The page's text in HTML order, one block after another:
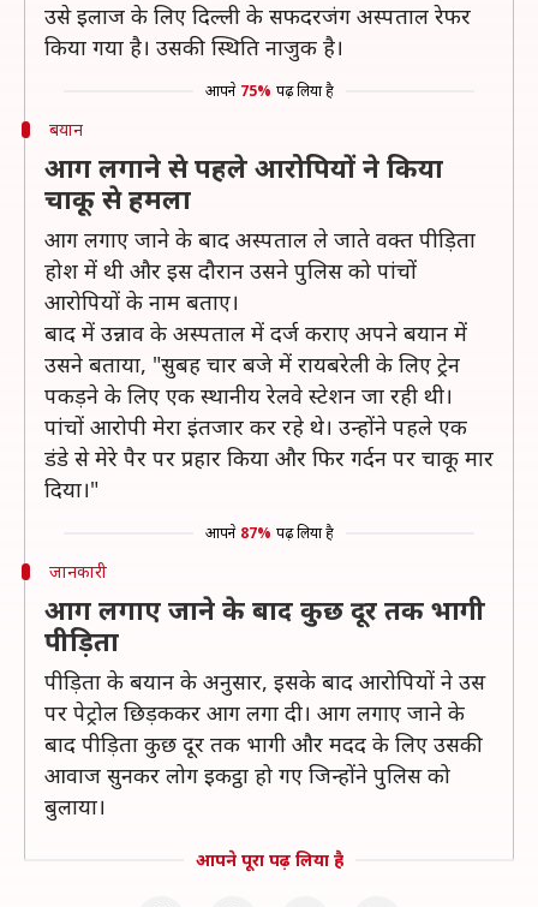
उसे इलाज के लिए दिल्ली के सफदरजंग अस्पताल रेफर
किया गया है। उसकी स्थिति नाजुक है।
आपने 75% पढ़ लिया है
बयान
आग लगाने से पहले आरोपियों ने किया
चाकू से हमला
आग लगाए जाने के बाद अस्पताल ले जाते वक्त पीड़िता
होश में थी और इस दौरान उसने पुलिस को पांचों
आरोपियों के नाम बताए।
बाद में उन्नाव के अस्पताल में दर्ज कराए अपने बयान में
उसने बताया, "सुबह चार बजे में रायबरेली के लिए ट्रेन
पकड़ने के लिए एक स्थानीय रेलवे स्टेशन जा रही थी।
पांचों आरोपी मेरा इंतजार कर रहे थे। उन्होंने पहले एक
डंडे से मेरे पैर पर प्रहार किया और फिर गर्दन पर चाकू मार
दिया।"
आपने 87% पढ़ लिया है
जानकारी
आग लगाए जाने के बाद कुछ दूर तक भागी
पीड़िता
पीड़िता के बयान के अनुसार, इसके बाद आरोपियों ने उस
पर पेट्रोल छिड़ककर आग लगा दी। आग लगाए जाने के
बाद पीड़िता कुछ दूर तक भागी और मदद के लिए उसकी
आवाज सुनकर लोग इकट्ठा हो गए जिन्होंने पुलिस को
बुलाया।
आपने पूरा पढ़ लिया है